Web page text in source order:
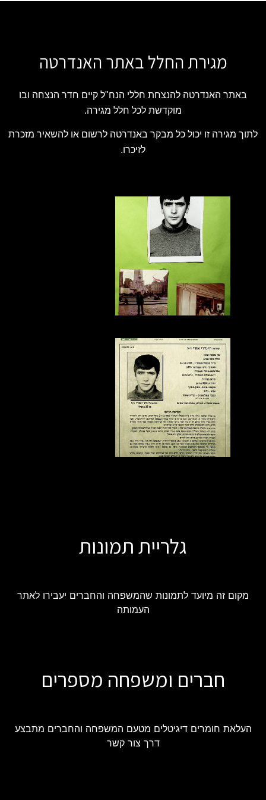
מגירת החלל באתר האנדרטה
באתר האנדרטה להנצחת חללי הנח"ל קיים חדר הנצחה ובו
מוקדשת לכל חלל מגירה.
לתוך מגירה זו יכול כל מבקר באנדרטה לרשום או להשאיר מזכרת
לזיכרו.
גלריית תמונות
מקום זה מיועד לתמונות שהמשפחה והחברים יעבירו לאתר
העמותה
חברים ומשפחה מספרים
העלאת חומרים דיגיטלים מטעם המשפחה והחברים מתבצע
דרך צור קשר